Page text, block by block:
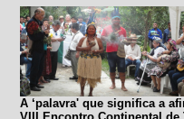
A ‘palavra' que significa a